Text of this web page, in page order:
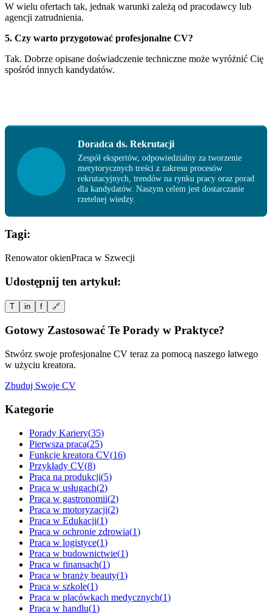
W wielu ofertach tak, jednak warunki zależą od pracodawcy lub
agencji zatrudnienia.
5. Czy warto przygotować profesjonalne CV?
Tak. Dobrze opisane doświadczenie techniczne może wyróżnić Cię
spośród innych kandydatów.
Doradca ds. Rekrutacji
Zespół ekspertów, odpowiedzialny za tworzenie
merytorycznych treści z zakresu procesów
rekrutacyjnych, trendów na rynku pracy oraz porad
dla kandydatów. Naszym celem jest dostarczanie
rzetelnej wiedzy.
Tagi:
Renowator okienPraca w Szwecji
Udostępnij ten artykuł:
T in f 🔗
Gotowy Zastosować Te Porady w Praktyce?
Stwórz swoje profesjonalne CV teraz za pomocą naszego łatwego
w użyciu kreatora.
Zbuduj Swoje CV
Kategorie
Porady Kariery(35)
Pierwsza praca(25)
Funkcje kreatora CV(16)
Przykłady CV(8)
Praca na produkcji(5)
Praca w usługach(2)
Praca w gastronomii(2)
Praca w motoryzacji(2)
Praca w Edukacji(1)
Praca w ochronie zdrowia(1)
Praca w logistyce(1)
Praca w budownictwie(1)
Praca w finansach(1)
Praca w branży beauty(1)
Praca w szkole(1)
Praca w placówkach medycznych(1)
Praca w handlu(1)